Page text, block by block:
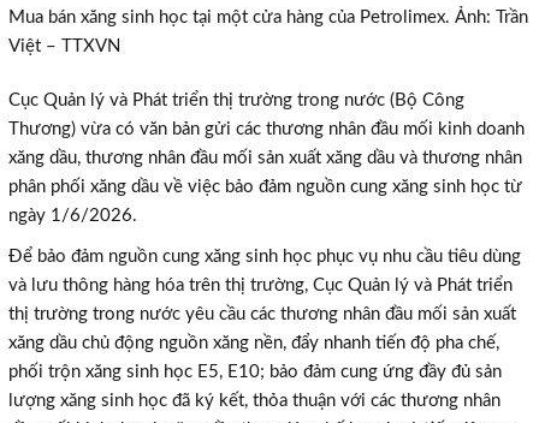
Mua bán xăng sinh học tại một cửa hàng của Petrolimex. Ảnh: Trần
Việt – TTXVN
Cục Quản lý và Phát triển thị trường trong nước (Bộ Công
Thương) vừa có văn bản gửi các thương nhân đầu mối kinh doanh
xăng dầu, thương nhân đầu mối sản xuất xăng dầu và thương nhân
phân phối xăng dầu về việc bảo đảm nguồn cung xăng sinh học từ
ngày 1/6/2026.
Để bảo đảm nguồn cung xăng sinh học phục vụ nhu cầu tiêu dùng
và lưu thông hàng hóa trên thị trường, Cục Quản lý và Phát triển
thị trường trong nước yêu cầu các thương nhân đầu mối sản xuất
xăng dầu chủ động nguồn xăng nền, đẩy nhanh tiến độ pha chế,
phối trộn xăng sinh học E5, E10; bảo đảm cung ứng đầy đủ sản
lượng xăng sinh học đã ký kết, thỏa thuận với các thương nhân